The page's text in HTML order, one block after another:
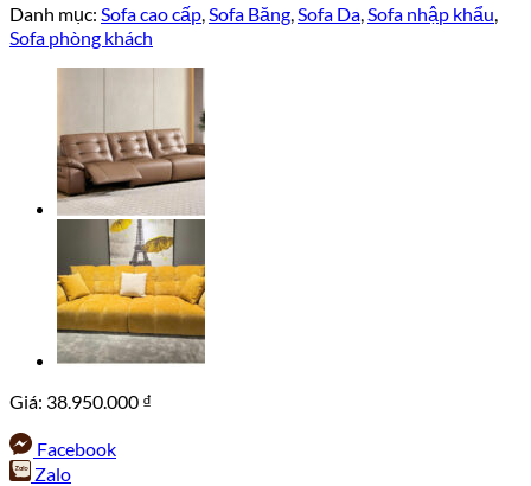
Danh mục: Sofa cao cấp,Sofa Băng,Sofa Da,Sofa nhập khẩu,
Sofa phòng khách
Giá: 38.950.000 ₫
Facebook
Zalo